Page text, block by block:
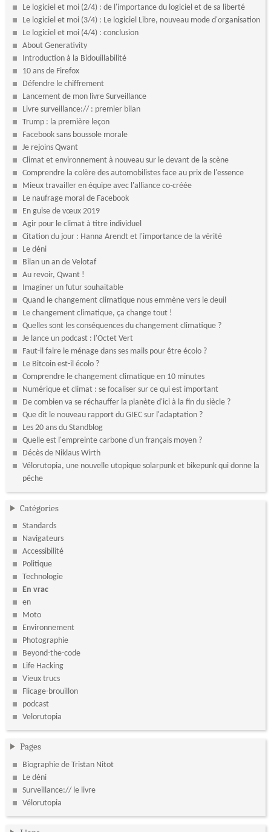
Le logiciel et moi (2/4) : de l'importance du logiciel et de sa liberté
Le logiciel et moi (3/4) : Le logiciel Libre, nouveau mode d'organisation
Le logiciel et moi (4/4) : conclusion
About Generativity
Introduction à la Bidouillabilité
10 ans de Firefox
Défendre le chiffrement
Lancement de mon livre Surveillance
Livre surveillance:// : premier bilan
Trump : la première leçon
Facebook sans boussole morale
Je rejoins Qwant
Climat et environnement à nouveau sur le devant de la scène
Comprendre la colère des automobilistes face au prix de l'essence
Mieux travailler en équipe avec l'alliance co-créée
Le naufrage moral de Facebook
En guise de vœux 2019
Agir pour le climat à titre individuel
Citation du jour : Hanna Arendt et l'importance de la vérité
Le déni
Bilan un an de Velotaf
Au revoir, Qwant !
Imaginer un futur souhaitable
Quand le changement climatique nous emmène vers le deuil
Le changement climatique, ça change tout !
Quelles sont les conséquences du changement climatique ?
Je lance un podcast : l'Octet Vert
Faut-il faire le ménage dans ses mails pour être écolo ?
Le Bitcoin est-il écolo ?
Comprendre le changement climatique en 10 minutes
Numérique et climat : se focaliser sur ce qui est important
De combien va se réchauffer la planète d'ici à la fin du siècle ?
Que dit le nouveau rapport du GIEC sur l'adaptation ?
Les 20 ans du Standblog
Quelle est l'empreinte carbone d'un français moyen ?
Décès de Niklaus Wirth
Vélorutopia, une nouvelle utopique solarpunk et bikepunk qui donne la
pêche
Catégories
Standards
Navigateurs
Accessibilité
Politique
Technologie
En vrac
en
Moto
Environnement
Photographie
Beyond-the-code
Life Hacking
Vieux trucs
Flicage-brouillon
podcast
Velorutopia
Pages
Biographie de Tristan Nitot
Le déni
Surveillance:// le livre
Vélorutopia